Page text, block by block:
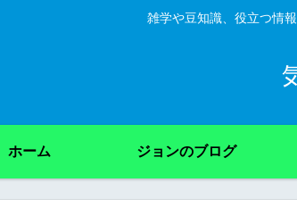
雑学や豆知識、役立つ情
ホーム ジョンのブログ